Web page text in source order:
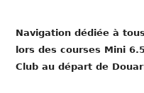
Navigation dédiée à
lors des courses Mini
Club au départ de